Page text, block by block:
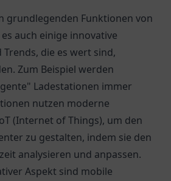
grundlegenden Funktionen von
auch einige innovative
die es wert sind,
Zum Beispiel werden
Ladestationen immer
nutzen moderne
(Internet of Things), um den
zu gestalten, indem sie den
analysieren und anpassen.
Aspekt sind mobile